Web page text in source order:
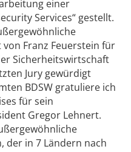
einer
Services“ gestellt.
Franz Feuerstein für
Sicherheitswirtschaft
Jury gewürdigt
BDSW gratuliere ich
für sein
Gregor Lehnert.
der in 7 Ländern nach